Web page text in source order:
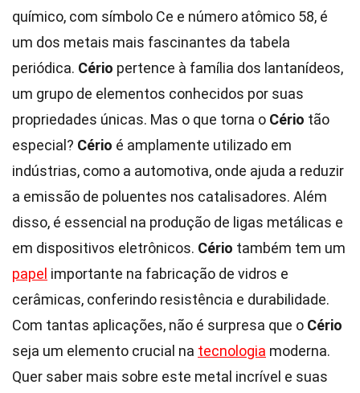
químico, com símbolo Ce e número atômico 58, é
um dos metais mais fascinantes da tabela
periódica. Cério pertence à família dos lantanídeos,
um grupo de elementos conhecidos por suas
propriedades únicas. Mas o que torna o Cério tão
especial? Cério é amplamente utilizado em
indústrias, como a automotiva, onde ajuda a reduzir
a emissão de poluentes nos catalisadores. Além
disso, é essencial na produção de ligas metálicas e
em dispositivos eletrônicos. Cério também tem um
papel importante na fabricação de vidros e
cerâmicas, conferindo resistência e durabilidade.
Com tantas aplicações, não é surpresa que o Cério
seja um elemento crucial na tecnologia moderna.
Quer saber mais sobre este metal incrível e suas